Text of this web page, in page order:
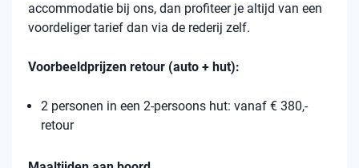
accommodatie bij ons, dan profiteer je altijd van een
voordeliger tarief dan via de rederij zelf.
Voorbeeldprijzen retour (auto + hut):
2 personen in een 2-persoons hut: vanaf € 380,-
retour